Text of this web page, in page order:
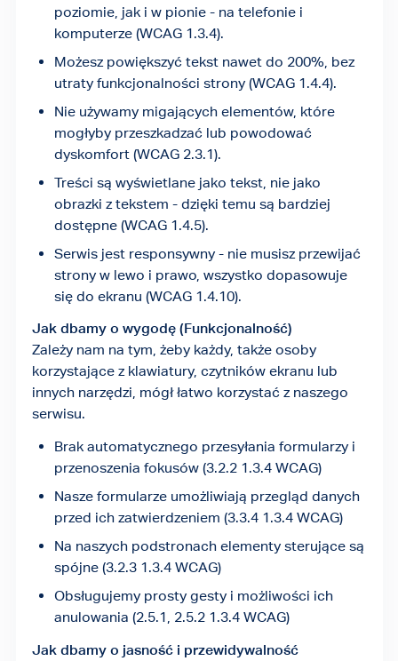
poziomie, jak i w pionie - na telefonie i
komputerze (WCAG 1.3.4).
Możesz powiększyć tekst nawet do 200%, bez
utraty funkcjonalności strony (WCAG 1.4.4).
Nie używamy migających elementów, które
mogłyby przeszkadzać lub powodować
dyskomfort (WCAG 2.3.1).
Treści są wyświetlane jako tekst, nie jako
obrazki z tekstem - dzięki temu są bardziej
dostępne (WCAG 1.4.5).
Serwis jest responsywny - nie musisz przewijać
strony w lewo i prawo, wszystko dopasowuje
się do ekranu (WCAG 1.4.10).
Jak dbamy o wygodę (Funkcjonalność)
Zależy nam na tym, żeby każdy, także osoby
korzystające z klawiatury, czytników ekranu lub
innych narzędzi, mógł łatwo korzystać z naszego
serwisu.
Brak automatycznego przesyłania formularzy i
przenoszenia fokusów (3.2.2 1.3.4 WCAG)
Nasze formularze umożliwiają przegląd danych
przed ich zatwierdzeniem (3.3.4 1.3.4 WCAG)
Na naszych podstronach elementy sterujące są
spójne (3.2.3 1.3.4 WCAG)
Obsługujemy prosty gesty i możliwości ich
anulowania (2.5.1, 2.5.2 1.3.4 WCAG)
Jak dbamy o jasność i przewidywalność